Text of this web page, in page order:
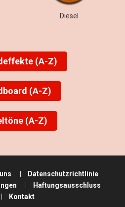
Diesel
(A-Z)
(A-Z)
(A-Z)
Datenschutzrichtlinie
Haftungsausschluss
Kontakt